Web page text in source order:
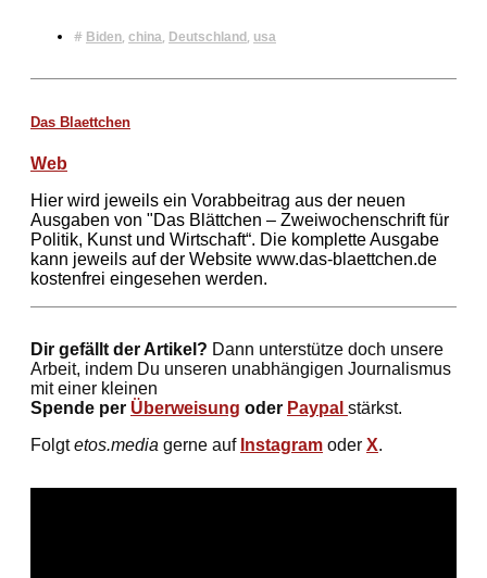
# Biden, china, Deutschland , usa
Das Blaettchen
Web
Hier wird jeweils ein Vorabbeitrag aus der neuen
Ausgaben von "Das Blättchen – Zweiwochenschrift für
Politik, Kunst und Wirtschaft“. Die komplette Ausgabe
kann jeweils auf der Website www.das-blaettchen.de
kostenfrei eingesehen werden.
Dir gefällt der Artikel? Dann unterstütze doch unsere
Arbeit, indem Du unseren unabhängigen Journalismus
mit einer kleinen
Spende per Überweisung oder Paypal stärkst.
Folgtetos.media gerne auf Instagram oder X.